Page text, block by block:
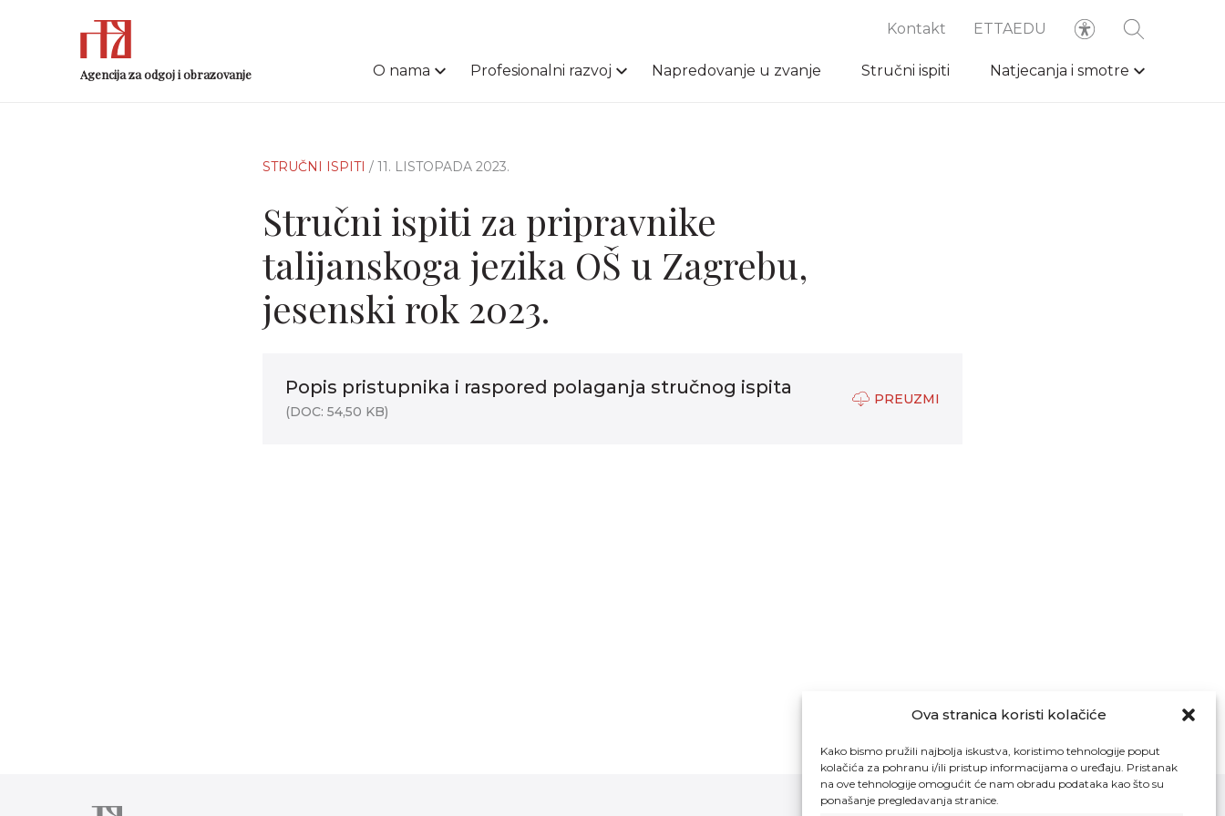
Ova stranica koristi kolačiće
Kako bismo pružili najbolja iskustva, koristimo tehnologije poput
kolačića za pohranu i/ili pristup informacijama o uređaju. Pristanak
na ove tehnologije omogućit će nam obradu podataka kao što su
ponašanje pregledavanja stranice.
Agencija za odgoj i obrazovanje
Kontakt ETTAEDU
O nama Profesionalni razvoj Napredovanje u zvanje Stručni ispiti Natjecanja i smotre
STRUČNI ISPITI / 11. LISTOPADA 2023.
Stručni ispiti za pripravnike
talijanskoga jezika OŠ u Zagrebu,
jesenski rok 2023.
Popis pristupnika i raspored polaganja stručnog ispita
(DOC: 54,50 KB)
PREUZMI